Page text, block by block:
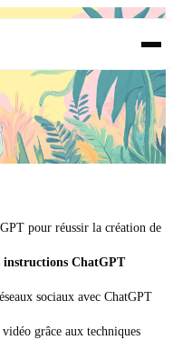
pour réussir la création de
instructions ChatGPT
sociaux avec ChatGPT
grâce aux techniques